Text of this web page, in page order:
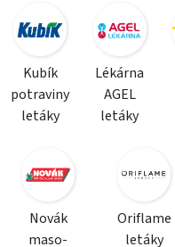
Kubík
potraviny
letáky
Lékárna
AGEL
letáky
Novák
maso-
Oriflame
letáky